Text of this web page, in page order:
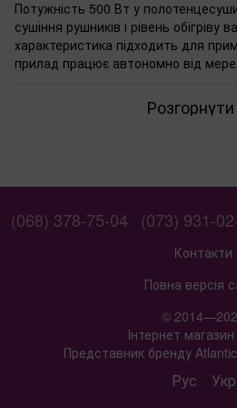
Потужність 500 Вт у
сушіння рушників і рівень обігріву
характеристика підходить для
прилад працює автономно від
Оберіть таку потужність, якщо
обігрівач.
Для яких площ підходить
Від 4 до 8 м — типовий діапазон
тепловіддача покриває потребу в
витрачають менше електроенергії.
Якщо потрібен додатковий
У приватних будинках без
дають комфортну температуру для
Розгорнути
(068) 378-75-04 (073) 931-
Контакти
Повна версія
©
Інтернет
Представник бренду
Рус Укр